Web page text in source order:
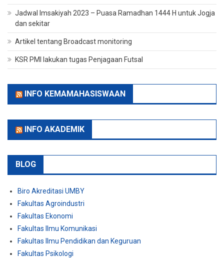
Jadwal Imsakiyah 2023 – Puasa Ramadhan 1444 H untuk Jogja
dan sekitar
Artikel tentang Broadcast monitoring
KSR PMI lakukan tugas Penjagaan Futsal
INFO KEMAMAHASISWAAN
INFO AKADEMIK
BLOG
Biro Akreditasi UMBY
Fakultas Agroindustri
Fakultas Ekonomi
Fakultas Ilmu Komunikasi
Fakultas Ilmu Pendidikan dan Keguruan
Fakultas Psikologi